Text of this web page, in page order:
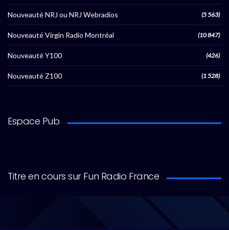
Nouveauté NRJ ou NRJ Webradios (5 563)
Nouveauté Virgin Radio Montréal (10 847)
Nouveauté Y100 (426)
Nouveauté Z100 (1 528)
Espace Pub
Titre en cours sur Fun Radio France